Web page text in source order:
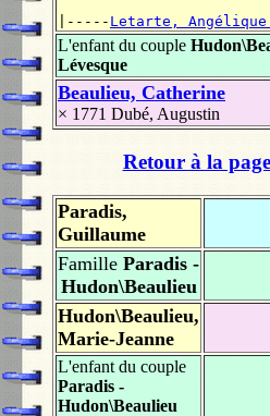
|----- Letarte, Angélique
L'enfant du couple
Lévesque
Beaulieu, Catherine
× 1771 Dubé, Augustin
Retour à la
Paradis,
Guillaume
Famille Paradis -
Hudon\Beaulieu
Hudon\Beaulieu,
Marie-Jeanne
L'enfant du couple
Paradis -
Hudon\Beaulieu